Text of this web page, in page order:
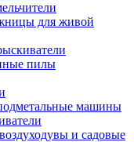
для живой
пилы
машины
и садовые